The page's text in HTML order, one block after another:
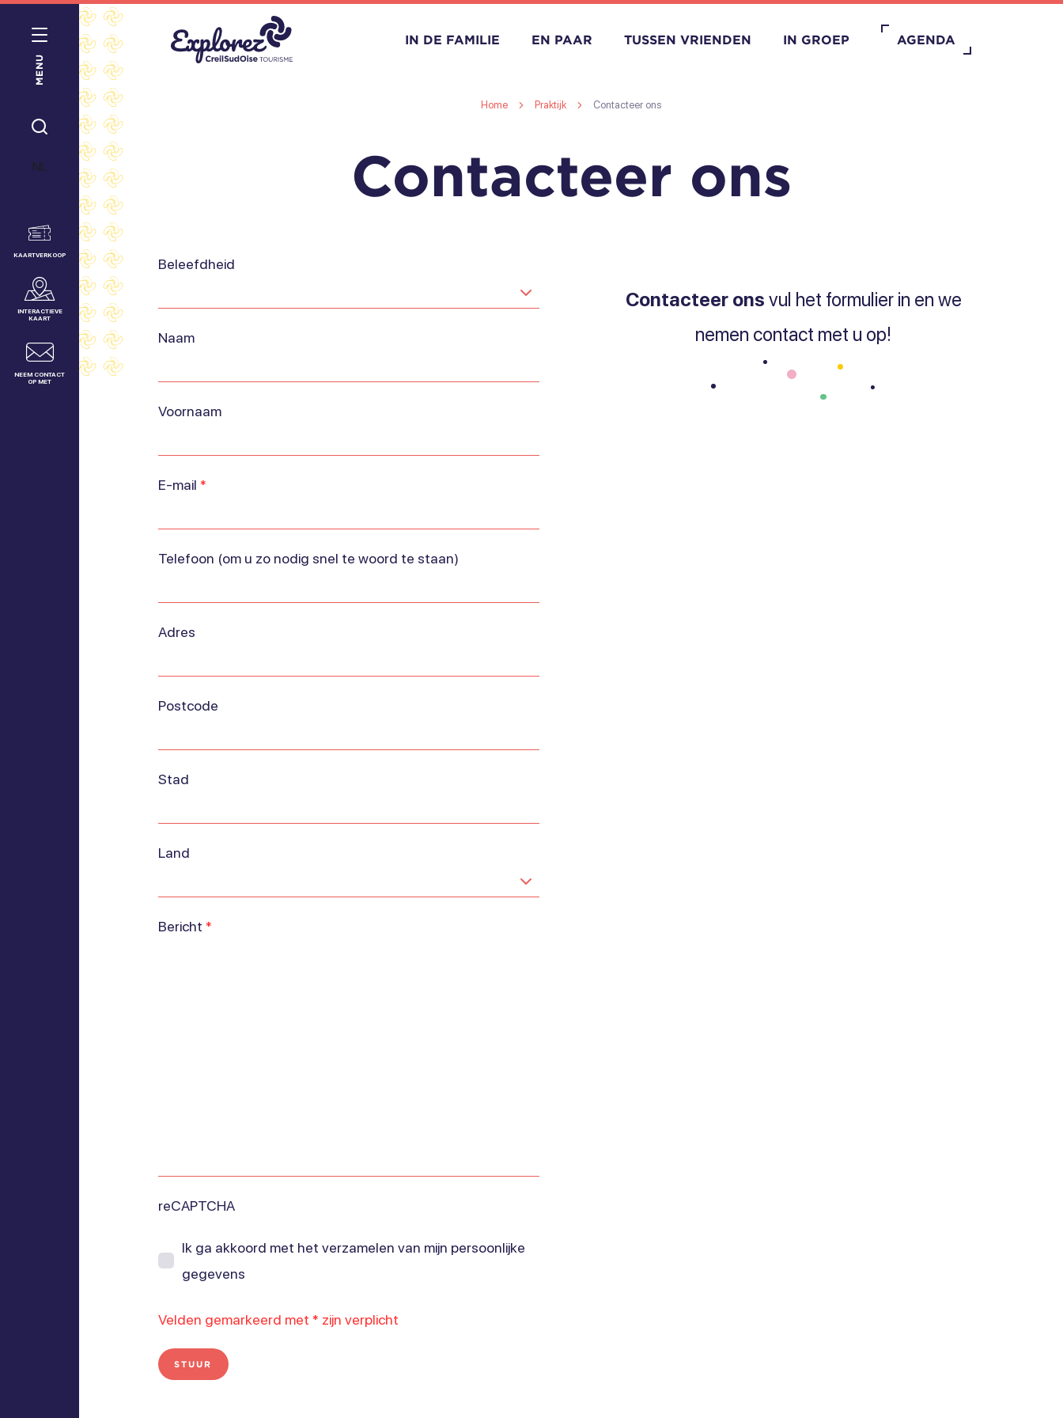
MENU
NL
KAARTVERKOOP
INTERACTIEVE
KAART
NEEM CONTACT
OP MET
IN DE FAMILIE EN PAAR TUSSEN VRIENDEN IN GROEP AGENDA
Home Praktijk Contacteer ons
Contacteer ons
Beleefdheid
Naam
Voornaam
E-mail *
Telefoon (om u zo nodig snel te woord te staan)
Adres
Postcode
Stad
Land
Bericht *
reCAPTCHA
Ik ga akkoord met het verzamelen van mijn persoonlijke
gegevens
Velden gemarkeerd met * zijn verplicht
STUUR
Contacteer ons vul het formulier in en we
nemen contact met u op!